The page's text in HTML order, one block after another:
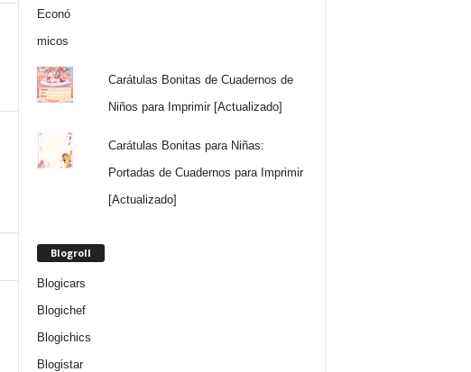
Carátulas Bonitas de Cuadernos de
Niños para Imprimir [Actualizado]
Carátulas Bonitas para Niñas:
Portadas de Cuadernos para Imprimir
[Actualizado]
Blogroll
Blogicars
Blogichef
Blogichics
Blogistar